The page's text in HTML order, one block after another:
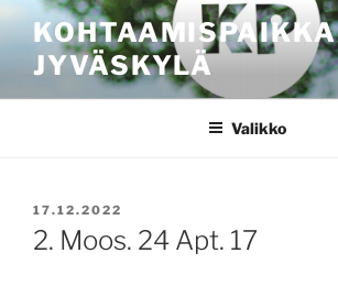
sisältöönKOHTAAMISPAIKKA
JYVÄSKYLÄ
Valikko
JULKAISTU
17.12.2022
2. Moos. 24 Apt. 17